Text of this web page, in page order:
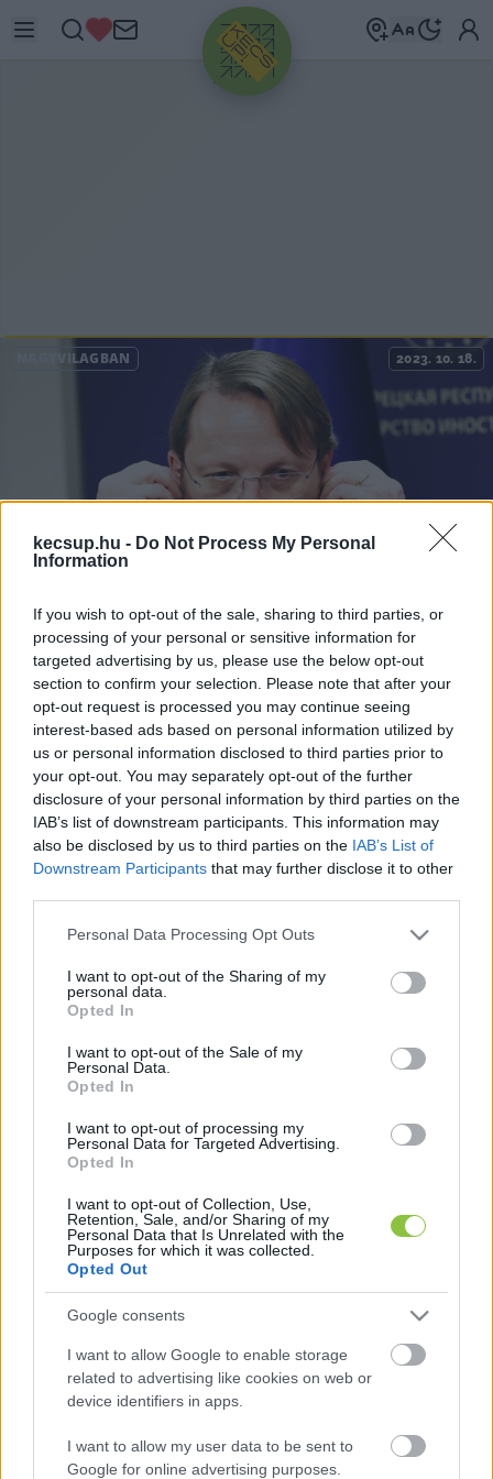
kecsup.hu - Do Not Process My Personal
Information
If you wish to opt-out of the sale, sharing to third parties, or
processing of your personal or sensitive information for
targeted advertising by us, please use the below opt-out
section to confirm your selection. Please note that after your
opt-out request is processed you may continue seeing
interest-based ads based on personal information utilized by
us or personal information disclosed to third parties prior to
your opt-out. You may separately opt-out of the further
disclosure of your personal information by third parties on the
IAB’s list of downstream participants. This information may
also be disclosed by us to third parties on the IAB’s List of
Downstream Participants that may further disclose it to other
Please note that this website/app uses one or more Google
not limited to your visit or usage behaviour. You may click to
grant or deny consent to Google and its third-party tags to
use your data for below specified purposes in below Google
consent section.
Personal Data Processing Opt Outs
I want to opt-out of the Sharing of my
personal data.
Opted In
I want to opt-out of the Sale of my
Personal Data.
Opted In
I want to opt-out of processing my
Personal Data for Targeted Advertising.
Opted In
I want to opt-out of Collection, Use,
Retention, Sale, and/or Sharing of my
Personal Data that Is Unrelated with the
Purposes for which it was collected.
Opted Out
Google consents
I want to allow Google to enable storage
related to advertising like cookies on web or
device identifiers in apps.
I want to allow my user data to be sent to
Google for online advertising purposes.
HIRDETÉS
NAGYVILÁGBAN 2023. 10. 18.
Az Európai Parlament négy frakciója
is kéri Várhelyi Olivér felmentését
L 1perc
Úgy értesült a HVG EUrologus , hogy Várhelyi
Olivér magyar uniós biztos felmentését
kezdeményezi az Európai Parlament négy
frakciója Ursula von der Leyennél, az Európai
hogy Várhelyi mondjon le önként.
A Szociáldemokraták, a Zöldek, a liberális Renew
Europe és a szélsőbaloldali képviselőcsoport
Leyennek, amiben Várhelyi Olivér
szomszédságpolitikáért felelős biztost bírálják,
aki múlt héten a Palesztinának szánt uniós
források megvonását jelentette be. A bejelentés
mögött nem állt felhatalmazás, sem bármiféle
egyeztetés.
ECSUP SHORTS